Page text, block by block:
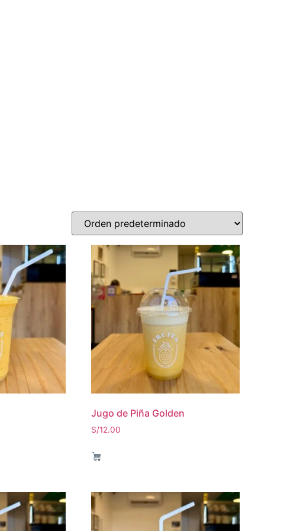
Jugo de Piña Golden
S/12.00